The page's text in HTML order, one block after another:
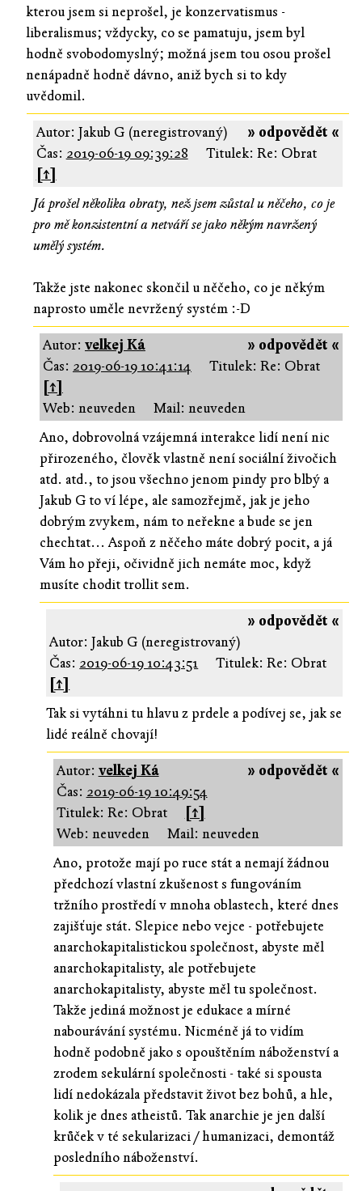
kterou jsem si neprošel, je konzervatismus -
liberalismus; vždycky, co se pamatuju, jsem byl
hodně svobodomyslný; možná jsem tou osou prošel
nenápadně hodně dávno, aniž bych si to kdy
uvědomil.
» odpovědět «
Autor: Jakub G (neregistrovaný)
Čas: 2019-06-19 09:39:28
Titulek: Re: Obrat
[↑]
Já prošel několika obraty, než jsem zůstal u něčeho, co je
pro mě konzistentní a netváří se jako někým navržený
umělý systém.
Takže jste nakonec skončil u něčeho, co je někým
naprosto uměle nevržený systém :-D
» odpovědět «
Autor: velkej Ká
Čas: 2019-06-19 10:41:14
Titulek: Re: Obrat
[↑]
Web: neuveden
Mail: neuveden
Ano, dobrovolná vzájemná interakce lidí není nic
přirozeného, člověk vlastně není sociální živočich
atd. atd., to jsou všechno jenom pindy pro blbý a
Jakub G to ví lépe, ale samozřejmě, jak je jeho
dobrým zvykem, nám to neřekne a bude se jen
chechtat... Aspoň z něčeho máte dobrý pocit, a já
Vám ho přeji, očividně jich nemáte moc, když
musíte chodit trollit sem.
» odpovědět «
Autor: Jakub G (neregistrovaný)
Čas: 2019-06-19 10:43:51
Titulek: Re: Obrat
[↑]
Tak si vytáhni tu hlavu z prdele a podívej se, jak se
lidé reálně chovají!
» odpovědět «
Autor: velkej Ká
Čas: 2019-06-19 10:49:54
Titulek: Re: Obrat
[↑]
Web: neuveden
Mail: neuveden
Ano, protože mají po ruce stát a nemají žádnou
předchozí vlastní zkušenost s fungováním
tržního prostředí v mnoha oblastech, které dnes
zajišťuje stát. Slepice nebo vejce - potřebujete
anarchokapitalistickou společnost, abyste měl
anarchokapitalisty, ale potřebujete
anarchokapitalisty, abyste měl tu společnost.
Takže jediná možnost je edukace a mírné
nabourávání systému. Nicméně já to vidím
hodně podobně jako s opouštěním náboženství a
zrodem sekulární společnosti - také si spousta
lidí nedokázala představit život bez bohů, a hle,
kolik je dnes atheistů. Tak anarchie je jen další
krůček v té sekularizaci / humanizaci, demontáž
posledního náboženství.